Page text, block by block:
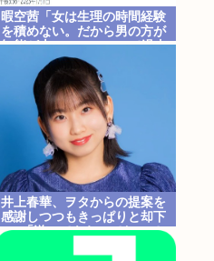
暇空茜「女は生理の時間経験
を積めない。だから男の方が
知能が上w」 こいつって過去
に何かあったのか？
井上春華、ヲタからの提案を
感謝しつつもきっぱりと却下
ww「送ってもらっておいて